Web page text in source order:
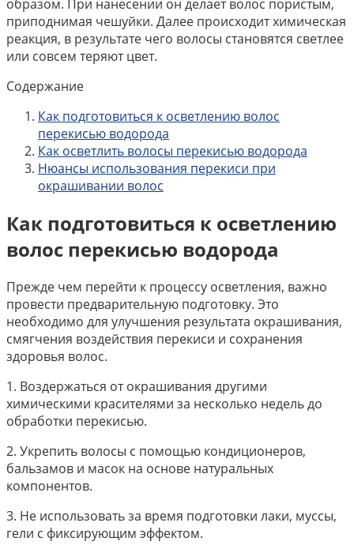
образом. При нанесении он делает волос пористым,
приподнимая чешуйки. Далее происходит химическая
реакция, в результате чего волосы становятся светлее
или совсем теряют цвет.
Содержание
Как подготовиться к осветлению волос
перекисью водорода
Как осветлить волосы перекисью водорода
Нюансы использования перекиси при
окрашивании волос
Как подготовиться к осветлению
волос перекисью водорода
Прежде чем перейти к процессу осветления, важно
провести предварительную подготовку. Это
необходимо для улучшения результата окрашивания,
смягчения воздействия перекиси и сохранения
здоровья волос.
1. Воздержаться от окрашивания другими
химическими красителями за несколько недель до
обработки перекисью.
2. Укрепить волосы с помощью кондиционеров,
бальзамов и масок на основе натуральных
компонентов.
3. Не использовать за время подготовки лаки, муссы,
гели с фиксирующим эффектом.